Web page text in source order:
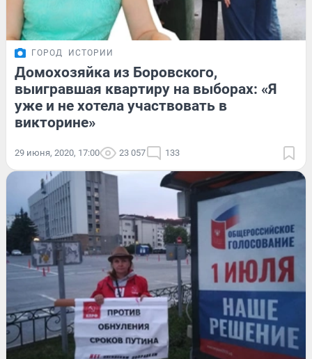
ГОРОД ИСТОРИИ
Домохозяйка из Боровского,
выигравшая квартиру на выборах: «Я
уже и не хотела участвовать в
викторине»
29 июня, 2020, 17:00 23 057 133